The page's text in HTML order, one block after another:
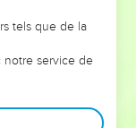
les erreurs
même que ce
et responsables
que leurs erreurs
tels que de la
notre service de